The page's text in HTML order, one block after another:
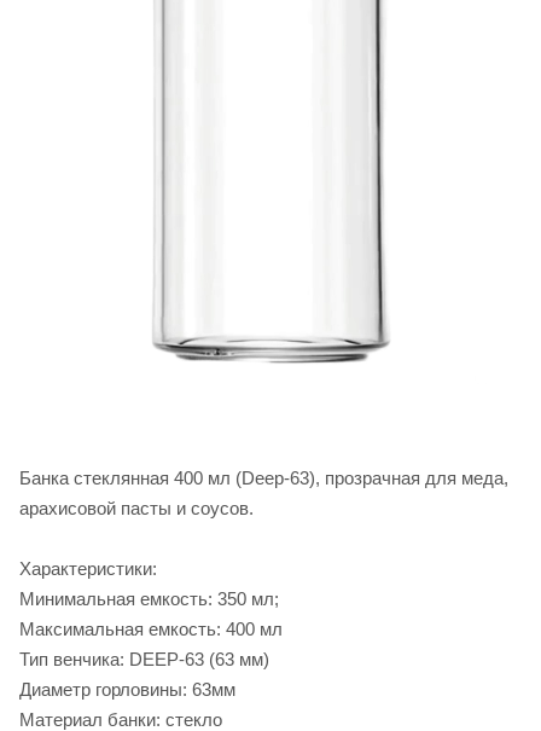
Банка стеклянная 400 мл (Deep-63), прозрачная для меда,
арахисовой пасты и соусов.
Характеристики:
Минимальная емкость: 350 мл;
Максимальная емкость: 400 мл
Тип венчика: DEEP-63 (63 мм)
Диаметр горловины: 63мм
Материал банки: стекло